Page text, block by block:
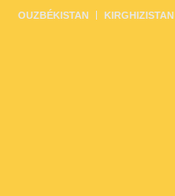
OUZBÉKISTAN KIRGHIZISTAN